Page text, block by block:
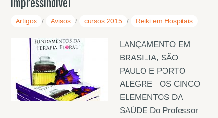
Artigos / Avisos / cursos 2015 / Reiki em Hospitais
LANÇAMENTO EM
BRASILIA, SÃO
PAULO E PORTO
ALEGRE OS CINCO
ELEMENTOS DA
SAÚDE Do Professor